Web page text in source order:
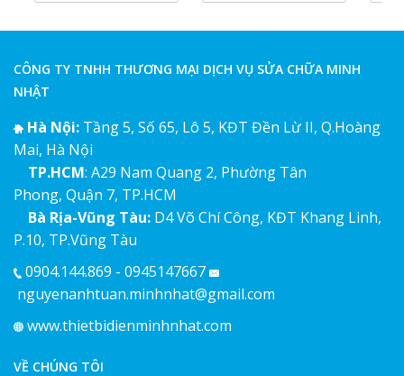
CÔNG TY TNHH THƯƠNG MẠI DỊCH VỤ SỬA CHỮA MINH
NHẬT
Hà Nội: Tầng 5, Số 65, Lô 5, KĐT Đền Lừ II, Q.Hoàng
Mai, Hà Nội
TP.HCM: A29 Nam Quang 2, Phường Tân
Phong, Quận 7, TP.HCM
Bà Rịa-Vũng Tàu: D4 Võ Chí Công, KĐT Khang Linh,
P.10, TP.Vũng Tàu
0904.144.869 - 0945147667
nguyenanhtuan.minhnhat@gmail.com
www.thietbidienminhnhat.com
VỀ CHÚNG TÔI